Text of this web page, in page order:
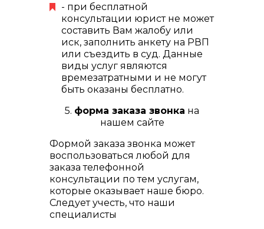
- при бесплатной
консультации юрист не может
составить Вам жалобу или
иск, заполнить анкету на РВП
или съездить в суд. Данные
виды услуг являются
времезатратными и не могут
быть оказаны бесплатно.
5. форма заказа звонка на
нашем сайте
Формой заказа звонка может
воспользоваться любой для
заказа телефонной
консультации по тем услугам,
которые оказывает наше бюро.
Следует учесть, что наши
специалисты